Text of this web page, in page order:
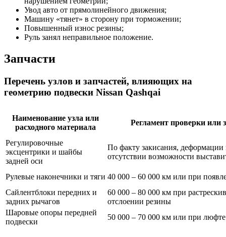
Увод авто от прямолинейного движения;
Машину «тянет» в сторону при торможении;
Повышенный износ резины;
Руль занял неправильное положение.
Запчасти
Перечень узлов и запчастей, влияющих на
геометрию подвески Nissan Qashqai
Наименование узла или
расходного материала
Регламент проверки или
Регулировочные
эксцентрики и шайбы
задней оси
По факту закисания,
отсутствии возможности
Рулевые наконечники и тяги 40 000 – 60 000 км или при
Сайлентблоки передних и
задних рычагов
60 000 – 80 000 км при
отслоении резины
Шаровые опоры передней
подвески
50 000 – 70 000 км или при